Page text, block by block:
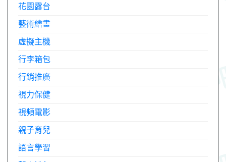
花園露台
藝術繪畫
虛擬主機
行李箱包
行銷推廣
視力保健
視頻電影
親子育兒
語言學習